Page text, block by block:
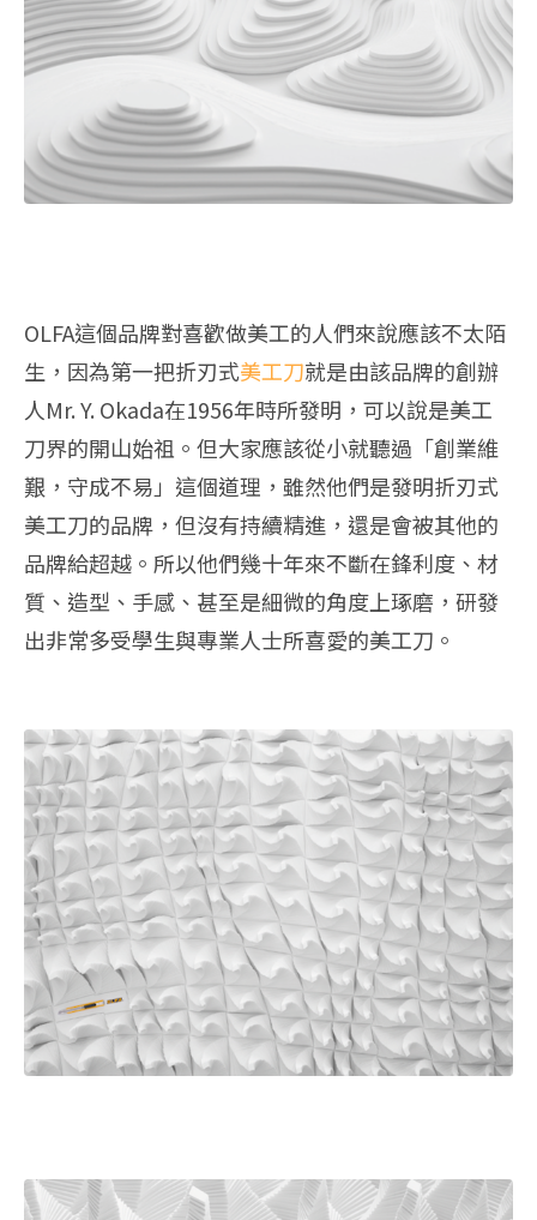
OLFA這個品牌對喜歡做美工的人們來說應該不太陌
生，因為第一把折刃式美工刀就是由該品牌的創辦
人Mr. Y. Okada在1956年時所發明，可以說是美工
刀界的開山始祖。但大家應該從小就聽過「創業維
艱，守成不易」這個道理，雖然他們是發明折刃式
美工刀的品牌，但沒有持續精進，還是會被其他的
品牌給超越。所以他們幾十年來不斷在鋒利度、材
質、造型、手感、甚至是細微的角度上琢磨，研發
出非常多受學生與專業人士所喜愛的美工刀。